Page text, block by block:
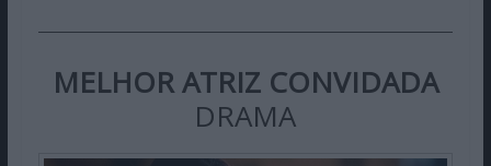
MELHOR ATRIZ CONVIDADA
DRAMA